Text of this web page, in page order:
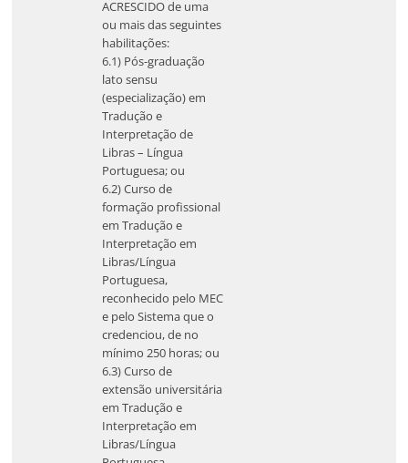
ACRESCIDO de uma
ou mais das seguintes
habilitações:
6.1) Pós-graduação
lato sensu
(especialização) em
Tradução e
Interpretação de
Libras – Língua
Portuguesa; ou
6.2) Curso de
formação profissional
em Tradução e
Interpretação em
Libras/Língua
Portuguesa,
reconhecido pelo MEC
e pelo Sistema que o
credenciou, de no
mínimo 250 horas; ou
6.3) Curso de
extensão universitária
em Tradução e
Interpretação em
Libras/Língua